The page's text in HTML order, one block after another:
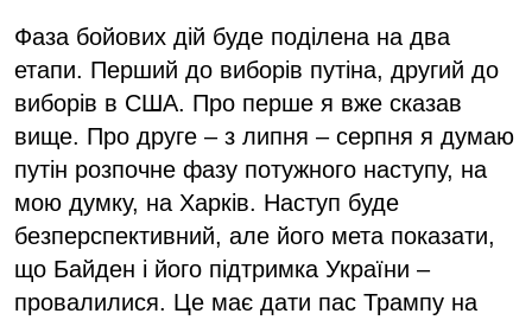
Фаза бойових дій буде поділена на два
етапи. Перший до виборів путіна, другий до
виборів в США. Про перше я вже сказав
вище. Про друге – з липня – серпня я думаю
путін розпочне фазу потужного наступу, на
мою думку, на Харків. Наступ буде
безперспективний, але його мета показати,
що Байден і його підтримка України –
провалилися. Це має дати пас Трампу на